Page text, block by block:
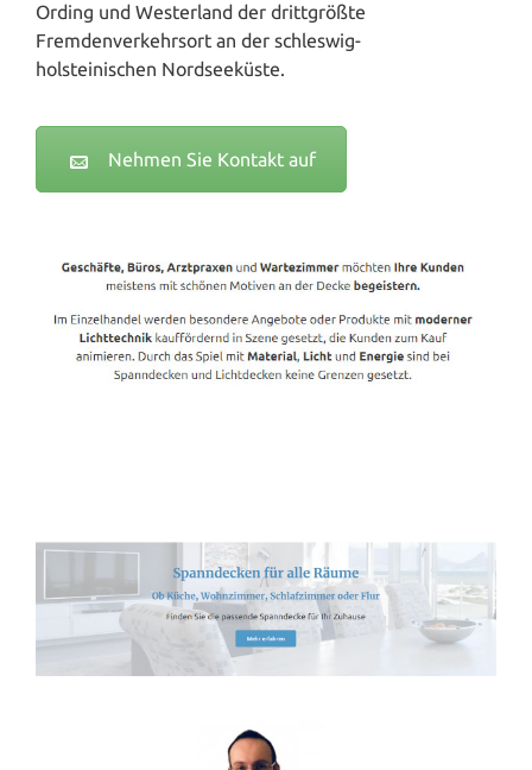
Ording und Westerland der drittgrößte
Fremdenverkehrsort an der schleswig-
holsteinischen Nordseeküste.
Nehmen Sie Kontakt auf